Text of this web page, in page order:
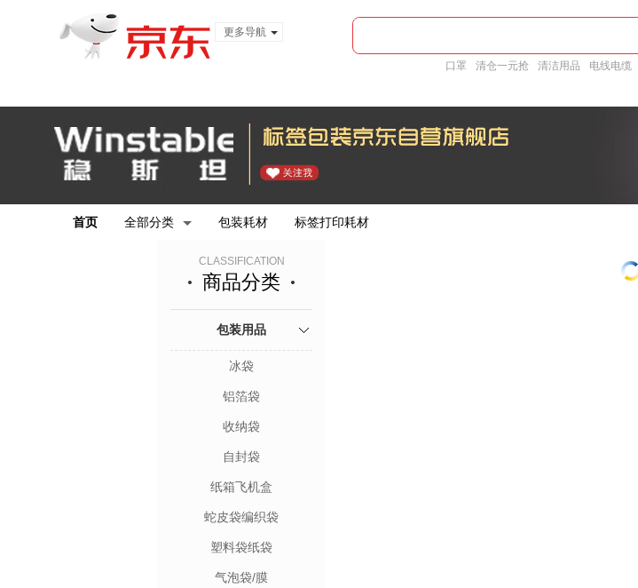
更多导航
口罩 清仓一元抢 清洁用品 电线电缆
首页 全部分类 包装耗材 标签打印耗材
CLASSIFICATION
商品分类
包装用品
冰袋
铝箔袋
收纳袋
自封袋
纸箱飞机盒
蛇皮袋编织袋
塑料袋纸袋
气泡袋/膜